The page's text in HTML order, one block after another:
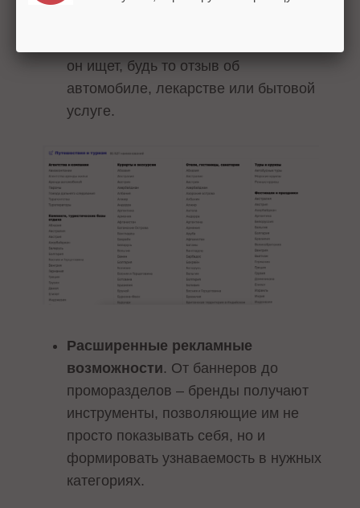
он ищет, будь то отзыв об
автомобиле, лекарстве или бытовой
услуге.
Расширенные рекламные
возможности. От баннеров до
проморазделов – бренды получают
инструменты, позволяющие им не
просто показывать себя, но и
формировать узнаваемость в нужных
категориях.